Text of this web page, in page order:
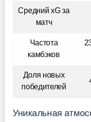
Средний xG за
матч
Частота
камбэков
Доля новых
победителей
Уникальная